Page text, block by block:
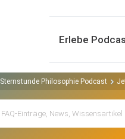
Erlebe
Sternstunde Philosophie Podcast